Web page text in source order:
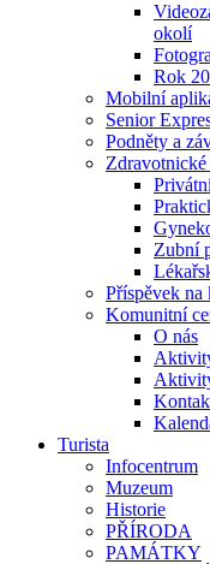
okolí
Rok
Mobilní
Senior
Podněty a
Zubní
Příspěvek na
Komunitní
O nás
Turista
Infocentrum
Muzeum
Historie
PŘÍRODA
PAMÁTKY